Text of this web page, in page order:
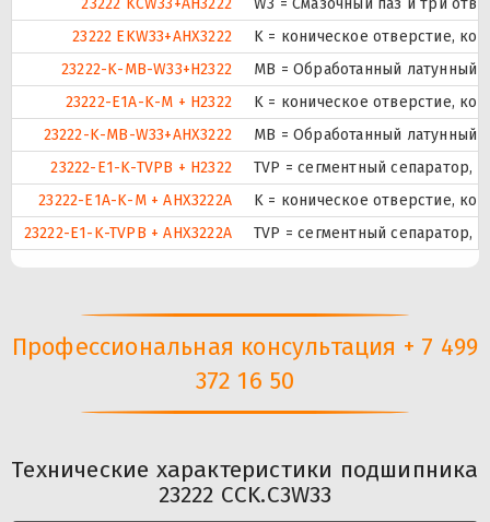
23222 KCW33+AH3222
W3 = Смазочный паз и три
23222 EKW33+AHX3222
K = коническое отверстие,
23222-K-MB-W33+H2322
MB = Обработанный латунный
23222-E1A-K-M + H2322
K = коническое отверстие,
23222-K-MB-W33+AHX3222
MB = Обработанный латунный
23222-E1-K-TVPB + H2322
TVP = сегментный сепаратор,
23222-E1A-K-M + AHX3222A
K = коническое отверстие,
23222-E1-K-TVPB + AHX3222A
TVP = сегментный сепаратор,
Профессиональная консультация + 7 499
372 16 50
Технические характеристики подшипника
23222 CCK.C3W33